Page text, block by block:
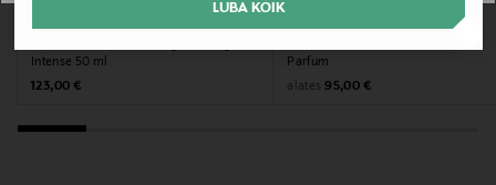
LUBA KÕIK
Valmistaja tootenumber
0888066012324
Intense 50 ml
Original Price
123,00 €
Parfum
alates Original Price
95,00 €